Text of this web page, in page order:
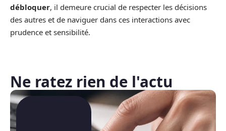
débloquer, il demeure crucial de respecter les décisions
des autres et de naviguer dans ces interactions avec
prudence et sensibilité.
Ne ratez rien de l'actu